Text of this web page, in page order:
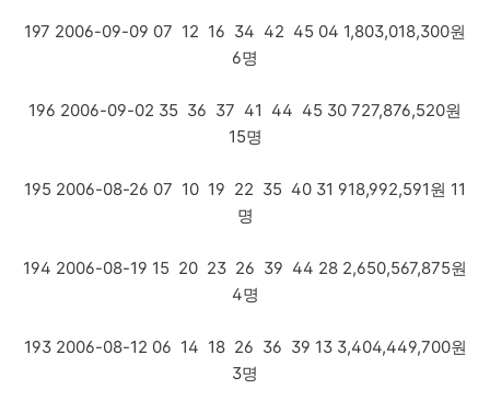
197 2006-09-09 07 12 16 34 42 45 04 1,803,018,300원
6명
196 2006-09-02 35 36 37 41 44 45 30 727,876,520원
15명
195 2006-08-26 07 10 19 22 35 40 31 918,992,591원 11
명
194 2006-08-19 15 20 23 26 39 44 28 2,650,567,875원
4명
193 2006-08-12 06 14 18 26 36 39 13 3,404,449,700원
3명